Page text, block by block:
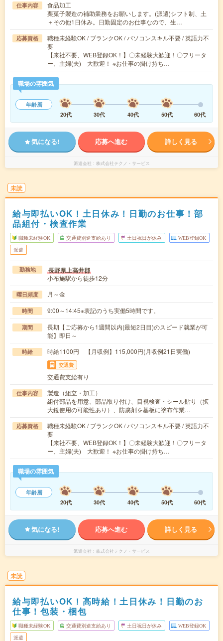
仕事内容
食品加工
栗菓子製造の補助業務をお願いします。(派遣)シフト制、土
＋その他1日休み。日勤固定のお仕事なので、生…
応募資格
職種未経験OK / ブランクOK / パソコンスキル不要 / 英語力不
要
【来社不要、WEB登録OK！】〇未経験大歓迎！〇フリータ
ー、主婦(夫) 大歓迎！ ※お仕事の掛け持ち…
職場の雰囲気
年齢層
20代
30代 40代 50代 60代
気になる! 応募へ進む 詳しく見る
派遣会社 株式会社テクノ・サービス
未読
給与即払いOK！土日休み！日勤のお仕事！部
品組付・検査作業
職種未経験OK 交通費別途支給あり 土日祝日が休み WEB登録OK
派遣
勤務地 長野県上高井郡
小布施駅から徒歩12分
曜日頻度 月～金
時間 9:00～14:45※表記のうち実働5時間です。
期間
長期【ご応募から1週間以内(最短2日目)のスピード就業が可
能】即日～
時給 時給1100円 【月収例】115,000円(月収例21日実働)
交通費
交通費支給有り
仕事内容
製造（組立・加工）
組付部品を用意、部品取り付け、目視検査・シール貼り（拡
大鏡使用の可能性あり）、防腐剤を基板に塗布作業…
応募資格
職種未経験OK / ブランクOK / パソコンスキル不要 / 英語力不
要
【来社不要、WEB登録OK！】〇未経験大歓迎！〇フリータ
ー、主婦(夫) 大歓迎！ ※お仕事の掛け持ち…
職場の雰囲気
年齢層
20代
30代 40代 50代 60代
気になる! 応募へ進む 詳しく見る
派遣会社 株式会社テクノ・サービス
未読
給与即払いOK！高時給！土日休み！日勤のお
仕事！包装・梱包
職種未経験OK 交通費別途支給あり 土日祝日が休み WEB登録OK
派遣